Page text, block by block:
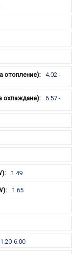
4.02 -
6.57 -
1.49
1.65
1.20-6.00